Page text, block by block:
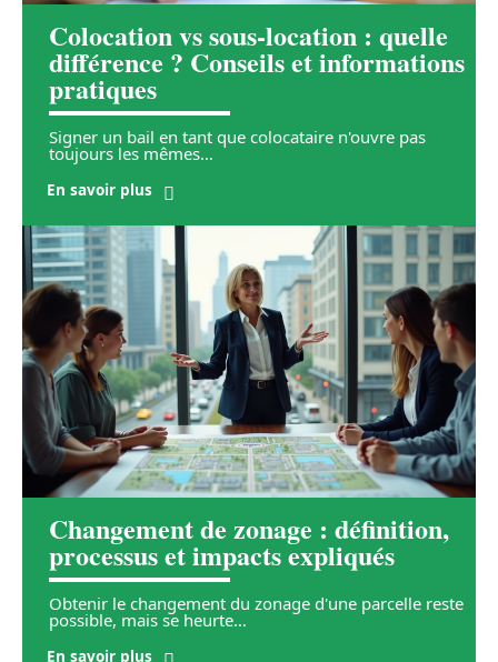
Colocation vs sous-location : quelle
différence ? Conseils et informations
pratiques
Signer un bail en tant que colocataire n'ouvre pas
toujours les mêmes…
En savoir plus
Changement de zonage : définition,
processus et impacts expliqués
Obtenir le changement du zonage d'une parcelle reste
possible, mais se heurte…
En savoir plus